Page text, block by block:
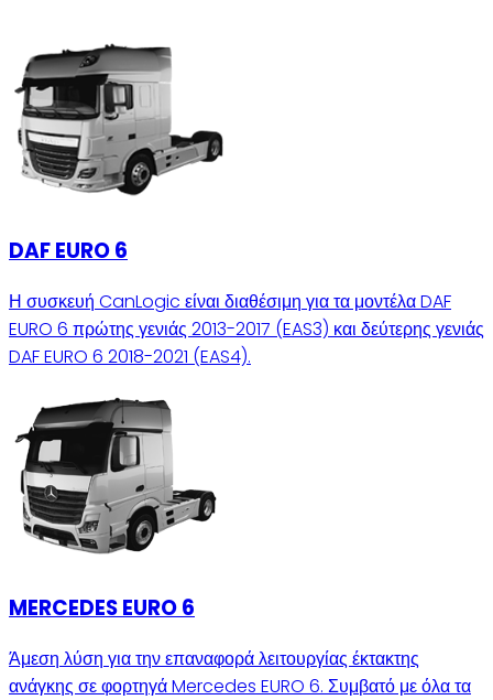
DAF EURO 6
Η συσκευή CanLogic είναι διαθέσιμη για τα μοντέλα DAF
EURO 6 πρώτης γενιάς 2013-2017 (EAS3) και δεύτερης γενιάς
DAF EURO 6 2018-2021 (EAS4).
MERCEDES EURO 6
Άμεση λύση για την επαναφορά λειτουργίας έκτακτης
ανάγκης σε φορτηγά Mercedes EURO 6. Συμβατό με όλα τα